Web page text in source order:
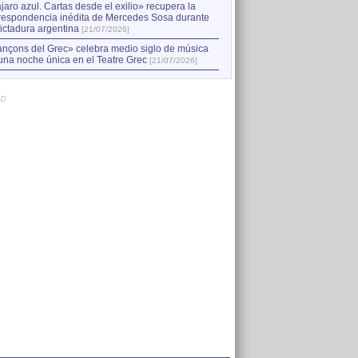
azul. Cartas desde el exilio» recupera la
inédita de Mercedes Sosa durante
argentina [21/07/2026]
del Grec» celebra medio siglo de música
noche única en el Teatre Grec [21/07/2026]